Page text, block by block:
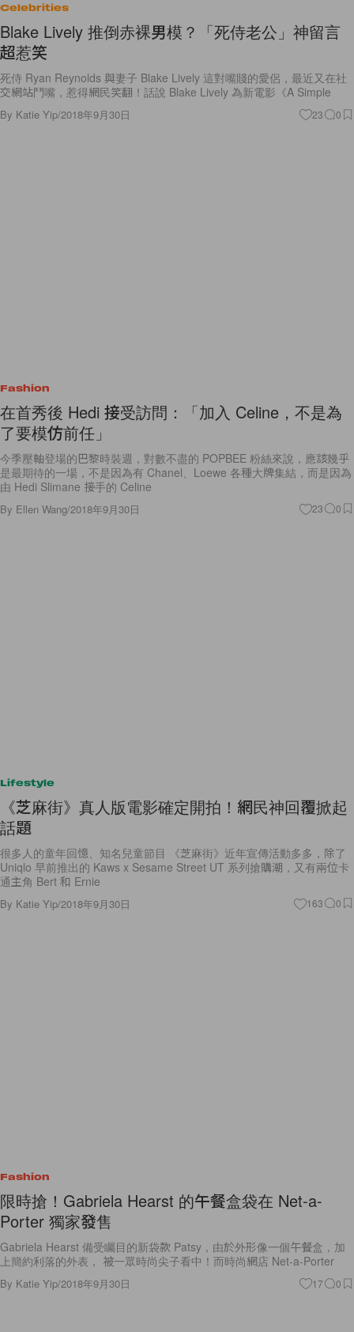
Celebrities
Blake Lively 推倒赤裸男模？「死侍老公」神留言
超惹笑
死侍 Ryan Reynolds 與妻子 Blake Lively 這對嘴賤的愛侶，最近又在社
交網站鬥嘴，惹得網民笑翻！話說 Blake Lively 為新電影《A Simple
By Katie Yip/2018年9月30日 23 0
Fashion
在首秀後 Hedi 接受訪問：「加入 Celine，不是為
了要模仿前任」
今季壓軸登場的巴黎時裝週，對數不盡的 POPBEE 粉絲來說，應該幾乎
是最期待的一場，不是因為有 Chanel、Loewe 各種大牌集結，而是因為
由 Hedi Slimane 接手的 Celine
By Ellen Wang/2018年9月30日 23 0
Lifestyle
《芝麻街》真人版電影確定開拍！網民神回覆掀起
話題
很多人的童年回憶、知名兒童節目 《芝麻街》近年宣傳活動多多，除了
Uniqlo 早前推出的 Kaws x Sesame Street UT 系列搶購潮，又有兩位卡
通主角 Bert 和 Ernie
By Katie Yip/2018年9月30日 163 0
Fashion
限時搶！Gabriela Hearst 的午餐盒袋在 Net-a-
Porter 獨家發售
Gabriela Hearst 備受矚目的新袋款 Patsy，由於外形像一個午餐盒，加
上簡約利落的外表， 被一眾時尚尖子看中！而時尚網店 Net-a-Porter
By Katie Yip/2018年9月30日 17 0